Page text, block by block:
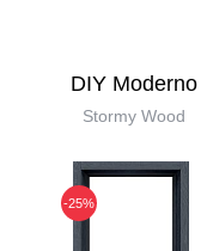
DIY Moderno
Stormy Wood
-25%